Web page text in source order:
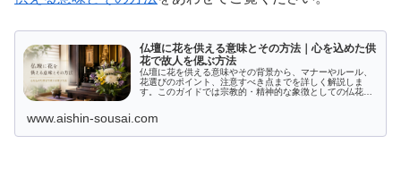
仏壇に花を供える意味とその方法｜心を込めた供
花で故人を偲ぶ方法
仏壇に花を供える意味やその背景から、マナーやルール、
花選びのポイント、注意すべき点までを詳しく解説しま
す。このガイドでは宗教的・精神的な象徴としての仏花の
言します。
www.aishin-sousai.com